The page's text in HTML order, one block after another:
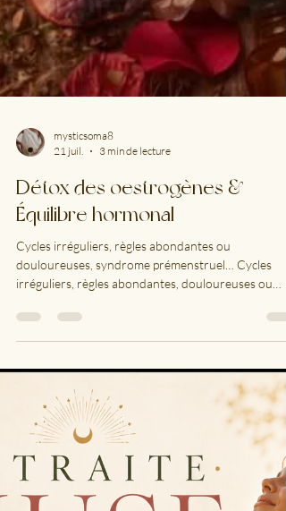
21 juil.
Détox des oestrogènes &
Équilibre hormonal
Cycles irréguliers, règles abondantes ou
douloureuses, syndrome prémenstruel… Cycles
irréguliers, règles abondantes, douloureuses ou
absentes, sensibilité et gonflement des seins,
fibromes, endométriose, kystes ovariens, baisse de
libido, défis liés à la fertilité, anxiété, dépression,